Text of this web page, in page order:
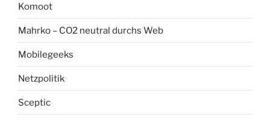
Komoot
Mahrko – CO2 neutral durchs Web
Mobilegeeks
Netzpolitik
Sceptic